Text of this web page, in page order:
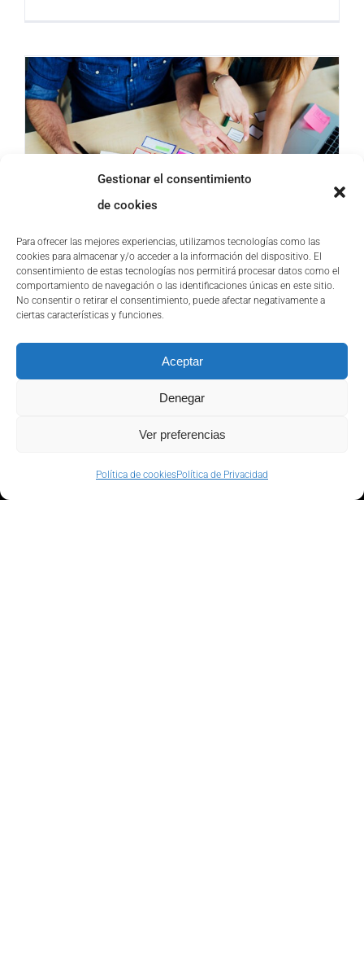
Gestionar el consentimiento
de cookies
Para ofrecer las mejores experiencias, utilizamos tecnologías como las
cookies para almacenar y/o acceder a la información del dispositivo. El
consentimiento de estas tecnologías nos permitirá procesar datos como el
comportamiento de navegación o las identificaciones únicas en este sitio.
No consentir o retirar el consentimiento, puede afectar negativamente a
ciertas características y funciones.
Aceptar
Denegar
Ver preferencias
Política de cookiesPolítica de Privacidad
La importancia del
diseño en la Era Digital
Diseño, la nueva piedra angular en la
estrategia comercial de las empresas Para
entender